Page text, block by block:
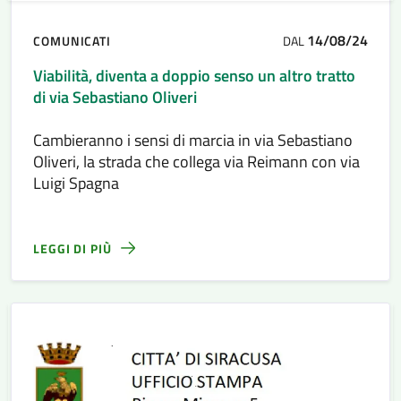
COMUNICATI DAL14/08/24
Viabilità, diventa a doppio senso un altro tratto
di via Sebastiano Oliveri
Cambieranno i sensi di marcia in via Sebastiano
Oliveri, la strada che collega via Reimann con via
Luigi Spagna
LEGGI DI PIÙ